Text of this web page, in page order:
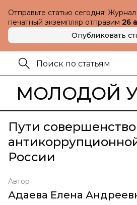
Отправьте статью сегодня!
печатный экземпляр отправим 26
Опубликовать
МОЛОДОЙ
Пути
России
Автор
Адаева Елена